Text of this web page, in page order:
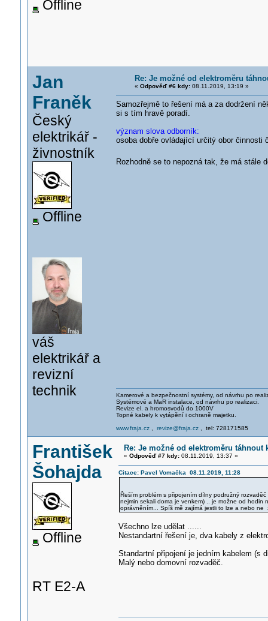
Offline
Jan
Franěk
Český
elektrikář -
živnostník
Offline
váš
elektrikář a
revizní
technik
Re: Je možné od elektroměru
« Odpověď #6 kdy:08.11.2019, 13:19 »
Samozřejmě to řešení má a za dodržení
si s tím hravě poradí.
význam slova odborník:
osoba dobře ovládající určitý obor činnosti
Rozhodně se to nepozná tak, že má
Kamerové a bezpečnostní systémy, od návrhu po
Systémové a MaR instalace, od návrhu po realizaci.
Revize el. a hromosvodů do 1000V
Topné kabely k vytápění i ochraně majetku.
www.fraja.cz, revize@fraja.cz, tel: 728171585
František
Šohajda
Offline
RT E2-A
Re: Je možné od elektroměru
« Odpověď #7 kdy:08.11.2019, 13:37 »
Citace: Pavel Vomačka 08.11.2019, 11:28
Řeším problém s připojením dílny podružný
nejmin sekali doma je venkem) .. je možne od
oprávněním... Spíš mě zajímá jestli to lze a nebo ne
Všechno lze udělat ......
Nestandartní řešení je, dva kabely z
Standartní připojení je jedním kabelem (s
Malý nebo domovní rozvaděč.